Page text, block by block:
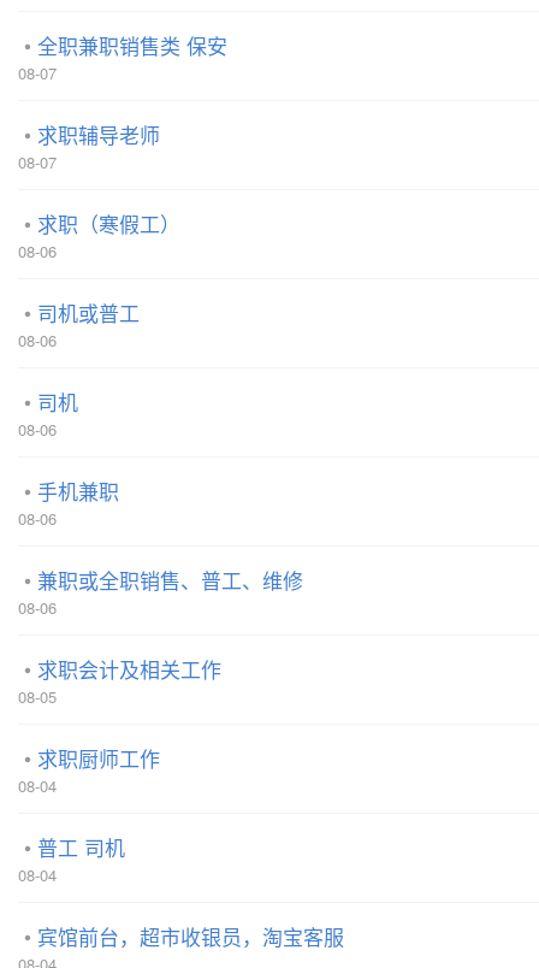
全职兼职销售类 保安
08-07
求职辅导老师
08-07
求职（寒假工）
08-06
司机或普工
08-06
司机
08-06
手机兼职
08-06
兼职或全职销售、普工、维修
08-06
求职会计及相关工作
08-05
求职厨师工作
08-04
普工 司机
08-04
宾馆前台，超市收银员，淘宝客服